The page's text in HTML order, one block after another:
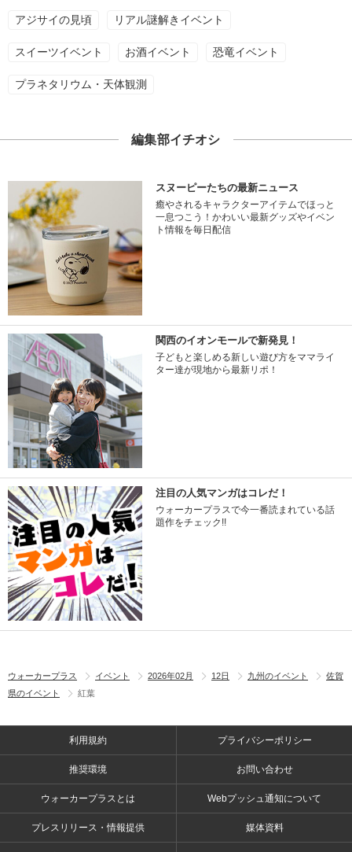
アジサイの見頃 リアル謎解きイベント
スイーツイベント お酒イベント 恐竜イベント
プラネタリウム・天体観測
編集部イチオシ
スヌーピーたちの最新ニュース
癒やされるキャラクターアイテムでほっと
一息つこう！かわいい最新グッズやイベン
ト情報を毎日配信
関西のイオンモールで新発見！
子どもと楽しめる新しい遊び方をママライ
ター達が現地から最新リポ！
注目の人気マンガはコレだ！
ウォーカープラスで今一番読まれている話
題作をチェック!!
ウォーカープラス イベント 2026年02月 12日 九州のイベント
佐賀
県のイベント
紅葉
利用規約 プライバシーポリシー
推奨環境 お問い合わせ
ウォーカープラスとは Webプッシュ通知について
プレスリリース・情報提供 媒体資料